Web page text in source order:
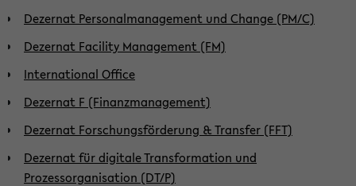
Dezernat Personalmanagement und Change (PM/C)
Dezernat Facility Management (FM)
International Office
Dezernat F (Finanzmanagement)
Dezernat Forschungsförderung & Transfer (FFT)
Dezernat für digitale Transformation und
Prozessorganisation (DT/P)